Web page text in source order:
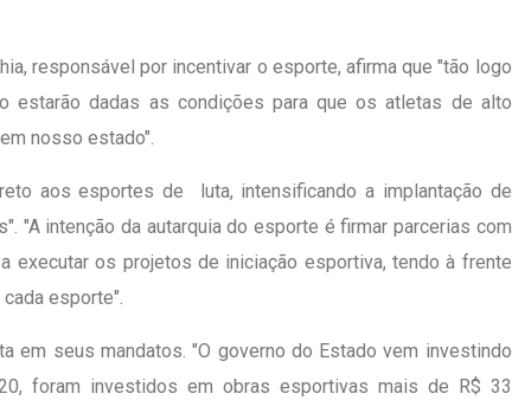
responsável por incentivar o esporte, afirma que "tão logo
estarão dadas as condições para que os atletas de alto
nosso estado".
aos esportes de luta, intensificando a implantação de
"A intenção da autarquia do esporte é firmar parcerias com
executar os projetos de iniciação esportiva, tendo à frente
esporte".
em seus mandatos. "O governo do Estado vem investindo
foram investidos em obras esportivas mais de R$ 33